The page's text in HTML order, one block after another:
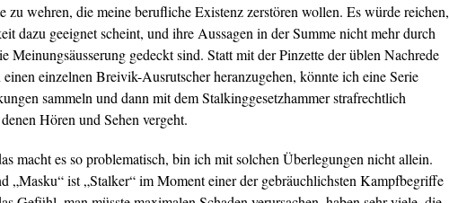
zu wehren, die meine berufliche Existenz zerstören wollen. Es würde reichen,
dazu geeignet scheint, und ihre Aussagen in der Summe nicht mehr durch
Meinungsäusserung gedeckt sind. Statt mit der Pinzette der üblen Nachrede
einzelnen Breivik-Ausrutscher heranzugehen, könnte ich eine Serie
sammeln und dann mit dem Stalkinggesetzhammer strafrechtlich
Hören und Sehen vergeht.
macht es so problematisch, bin ich mit solchen Überlegungen nicht allein.
„Masku“ ist „Stalker“ im Moment einer der gebräuchlichsten Kampfbegriffe